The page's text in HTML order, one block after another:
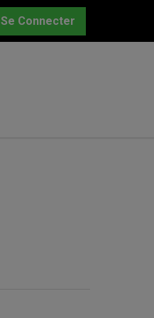
Se Connecter